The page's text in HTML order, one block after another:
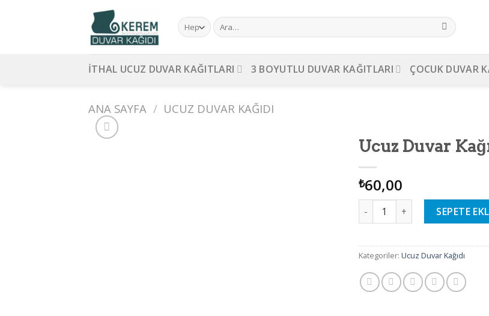
Ara:
İTHAL UCUZ DUVAR KAĞITLARI 3 BOYUTLU DUVAR KAĞITLARI ÇOCUK DUVAR
ANA SAYFA / UCUZ DUVAR KAĞIDI
Ucuz Duvar
₺60,00
Ucuz Duvar Kağıdı 5 m² - 13
SEPETE
Kategoriler: Ucuz Duvar Kağıdı